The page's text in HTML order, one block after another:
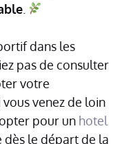
dans les
pas de consulter
votre
venez de loin
pour un hotel
le départ de la